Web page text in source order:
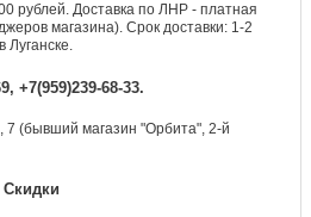
рублей. Доставка по ЛНР - платная
магазина). Срок доставки: 1-2
Луганске.
+7(959)239-68-33.
7 (бывший магазин "Орбита", 2-й
Скидки